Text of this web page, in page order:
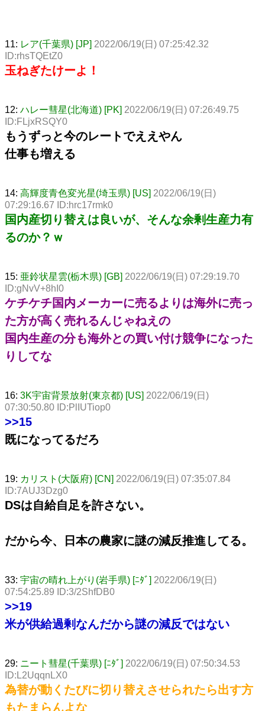
11: レア(千葉県) [JP] 2022/06/19(日) 07:25:42.32
ID:rhsTQEtZ0
玉ねぎたけーよ！
12: ハレー彗星(北海道) [PK] 2022/06/19(日) 07:26:49.75
ID:FLjxRSQY0
もうずっと今のレートでええやん
仕事も増える
14: 高輝度青色変光星(埼玉県) [US] 2022/06/19(日)
07:29:16.67 ID:hrc17rmk0
国内産切り替えは良いが、そんな余剰生産力有
るのか？ｗ
15: 亜鈴状星雲(栃木県) [GB] 2022/06/19(日) 07:29:19.70
ID:gNvV+8hI0
ケチケチ国内メーカーに売るよりは海外に売っ
た方が高く売れるんじゃねえの
国内生産の分も海外との買い付け競争になった
りしてな
16: 3K宇宙背景放射(東京都) [US] 2022/06/19(日)
07:30:50.80 ID:PlIUTiop0
>>15
既になってるだろ
19: カリスト(大阪府) [CN] 2022/06/19(日) 07:35:07.84
ID:7AUJ3Dzg0
DSは自給自足を許さない。
だから今、日本の農家に謎の減反推進してる。
33: 宇宙の晴れ上がり(岩手県) [ﾆﾀﾞ] 2022/06/19(日)
07:54:25.89 ID:3/2ShfDB0
>>19
米が供給過剰なんだから謎の減反ではない
29: ニート彗星(千葉県) [ﾆﾀﾞ] 2022/06/19(日) 07:50:34.53
ID:L2UqqnLX0
為替が動くたびに切り替えさせられたら出す方
もたまらんよな